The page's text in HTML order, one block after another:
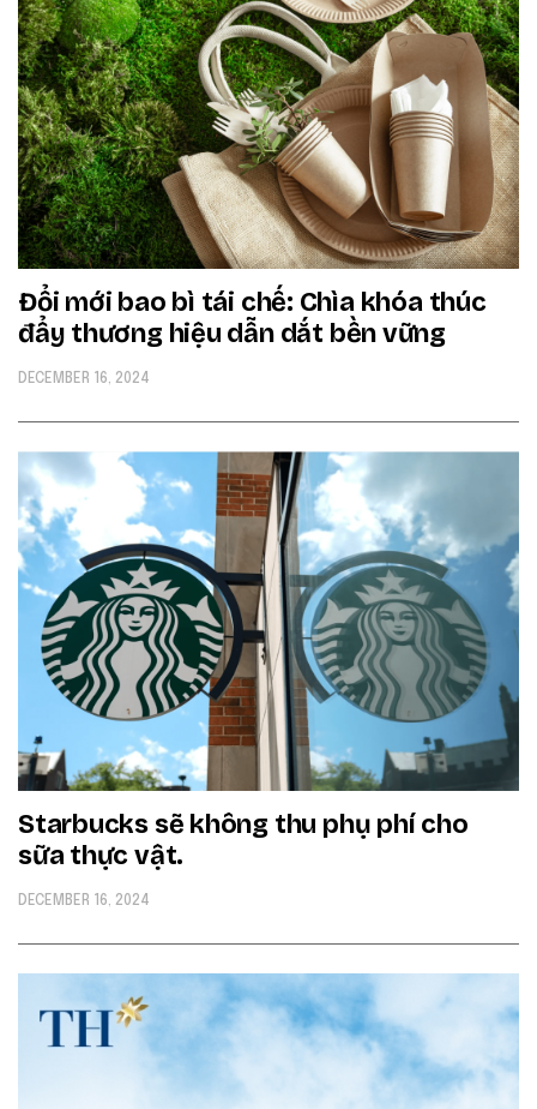
Đổi mới bao bì tái chế: Chìa khóa thúc
đẩy thương hiệu dẫn dắt bền vững
DECEMBER 16, 2024
Starbucks sẽ không thu phụ phí cho
sữa thực vật.
DECEMBER 16, 2024